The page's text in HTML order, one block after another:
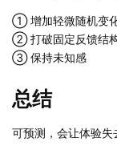
① 增加轻微随机变
② 打破固定反馈结
③ 保持未知感
总结
可预测，会让体验失